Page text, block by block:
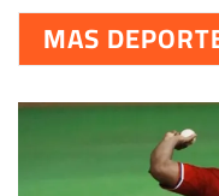
MAS